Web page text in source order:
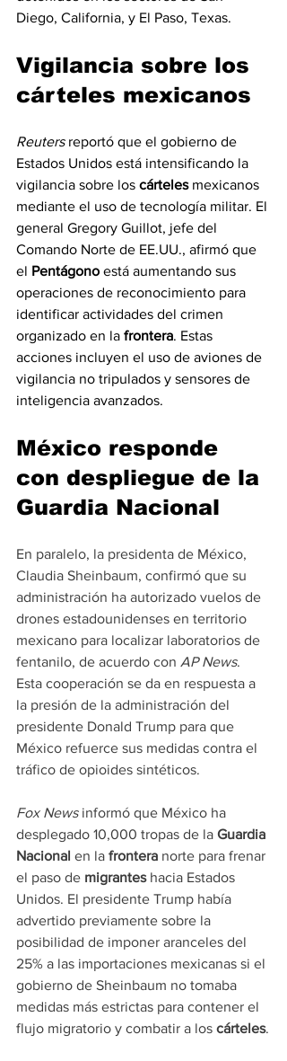
Diego, California, y El Paso, Texas.
Vigilancia sobre los
cárteles mexicanos
Reuters reportó que el gobierno de
Estados Unidos está intensificando la
vigilancia sobre los cárteles mexicanos
mediante el uso de tecnología militar. El
general Gregory Guillot, jefe del
Comando Norte de EE.UU., afirmó que
el Pentágono está aumentando sus
operaciones de reconocimiento para
identificar actividades del crimen
organizado en la frontera. Estas
acciones incluyen el uso de aviones de
vigilancia no tripulados y sensores de
inteligencia avanzados.
México responde
con despliegue de la
Guardia Nacional
En paralelo, la presidenta de México,
Claudia Sheinbaum, confirmó que su
administración ha autorizado vuelos de
drones estadounidenses en territorio
mexicano para localizar laboratorios de
fentanilo, de acuerdo con AP News.
Esta cooperación se da en respuesta a
la presión de la administración del
presidente Donald Trump para que
México refuerce sus medidas contra el
tráfico de opioides sintéticos.
Fox News informó que México ha
desplegado 10,000 tropas de la Guardia
Nacional en la frontera norte para frenar
el paso de migrantes hacia Estados
Unidos. El presidente Trump había
advertido previamente sobre la
posibilidad de imponer aranceles del
25% a las importaciones mexicanas si el
gobierno de Sheinbaum no tomaba
medidas más estrictas para contener el
flujo migratorio y combatir a los cárteles.